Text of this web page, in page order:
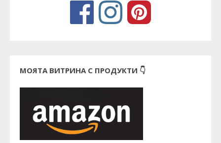
МОЯТА ВИТРИНА С ПРОДУКТИ 👇